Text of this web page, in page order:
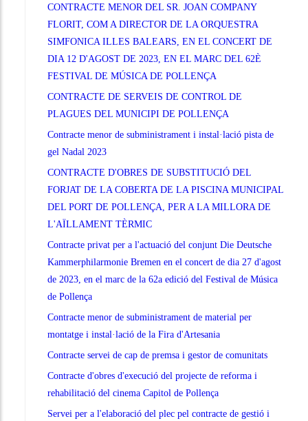
CONTRACTE MENOR DEL SR. JOAN COMPANY
FLORIT, COM A DIRECTOR DE LA ORQUESTRA
SIMFONICA ILLES BALEARS, EN EL CONCERT DE
DIA 12 D'AGOST DE 2023, EN EL MARC DEL 62È
FESTIVAL DE MÚSICA DE POLLENÇA
CONTRACTE DE SERVEIS DE CONTROL DE
PLAGUES DEL MUNICIPI DE POLLENÇA
Contracte menor de subministrament i instal·lació pista de
gel Nadal 2023
CONTRACTE D'OBRES DE SUBSTITUCIÓ DEL
FORJAT DE LA COBERTA DE LA PISCINA MUNICIPAL
DEL PORT DE POLLENÇA, PER A LA MILLORA DE
L'AÏLLAMENT TÈRMIC
Contracte privat per a l'actuació del conjunt Die Deutsche
Kammerphilarmonie Bremen en el concert de dia 27 d'agost
de 2023, en el marc de la 62a edició del Festival de Música
de Pollença
Contracte menor de subministrament de material per
montatge i instal·lació de la Fira d'Artesania
Contracte servei de cap de premsa i gestor de comunitats
Contracte d'obres d'execució del projecte de reforma i
rehabilitació del cinema Capitol de Pollença
Servei per a l'elaboració del plec pel contracte de gestió i